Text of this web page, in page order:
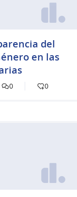
del
en las
0 0